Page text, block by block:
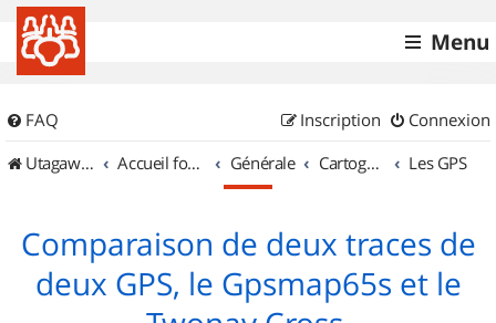
Menu
FAQ Connexion
Inscription
UtagawaVTT (Randos VTT et VTTAE avec traces GPS)
Accueil forum Générale Cartographie et GPS Les GPS
Comparaison de deux traces de
deux GPS, le Gpsmap65s et le